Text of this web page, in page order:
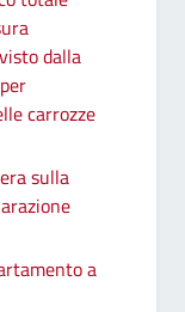
dalla
carrozze
sulla
a